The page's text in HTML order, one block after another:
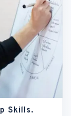
Skills.